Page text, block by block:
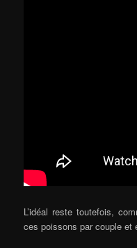
L’idéal reste toutefois,
ces poissons par couple et